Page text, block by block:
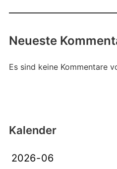
Neueste
Es sind keine Kommentare
Kalender